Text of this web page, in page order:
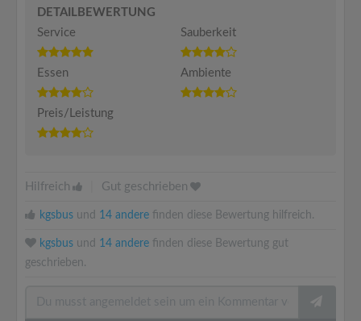
DETAILBEWERTUNG
Service
Sauberkeit
Essen Ambiente
Preis/Leistung
Hilfreich Gut geschrieben
kgsbus und 14 andere finden diese Bewertung hilfreich.
kgsbus und 14 andere finden diese Bewertung gut
geschrieben.